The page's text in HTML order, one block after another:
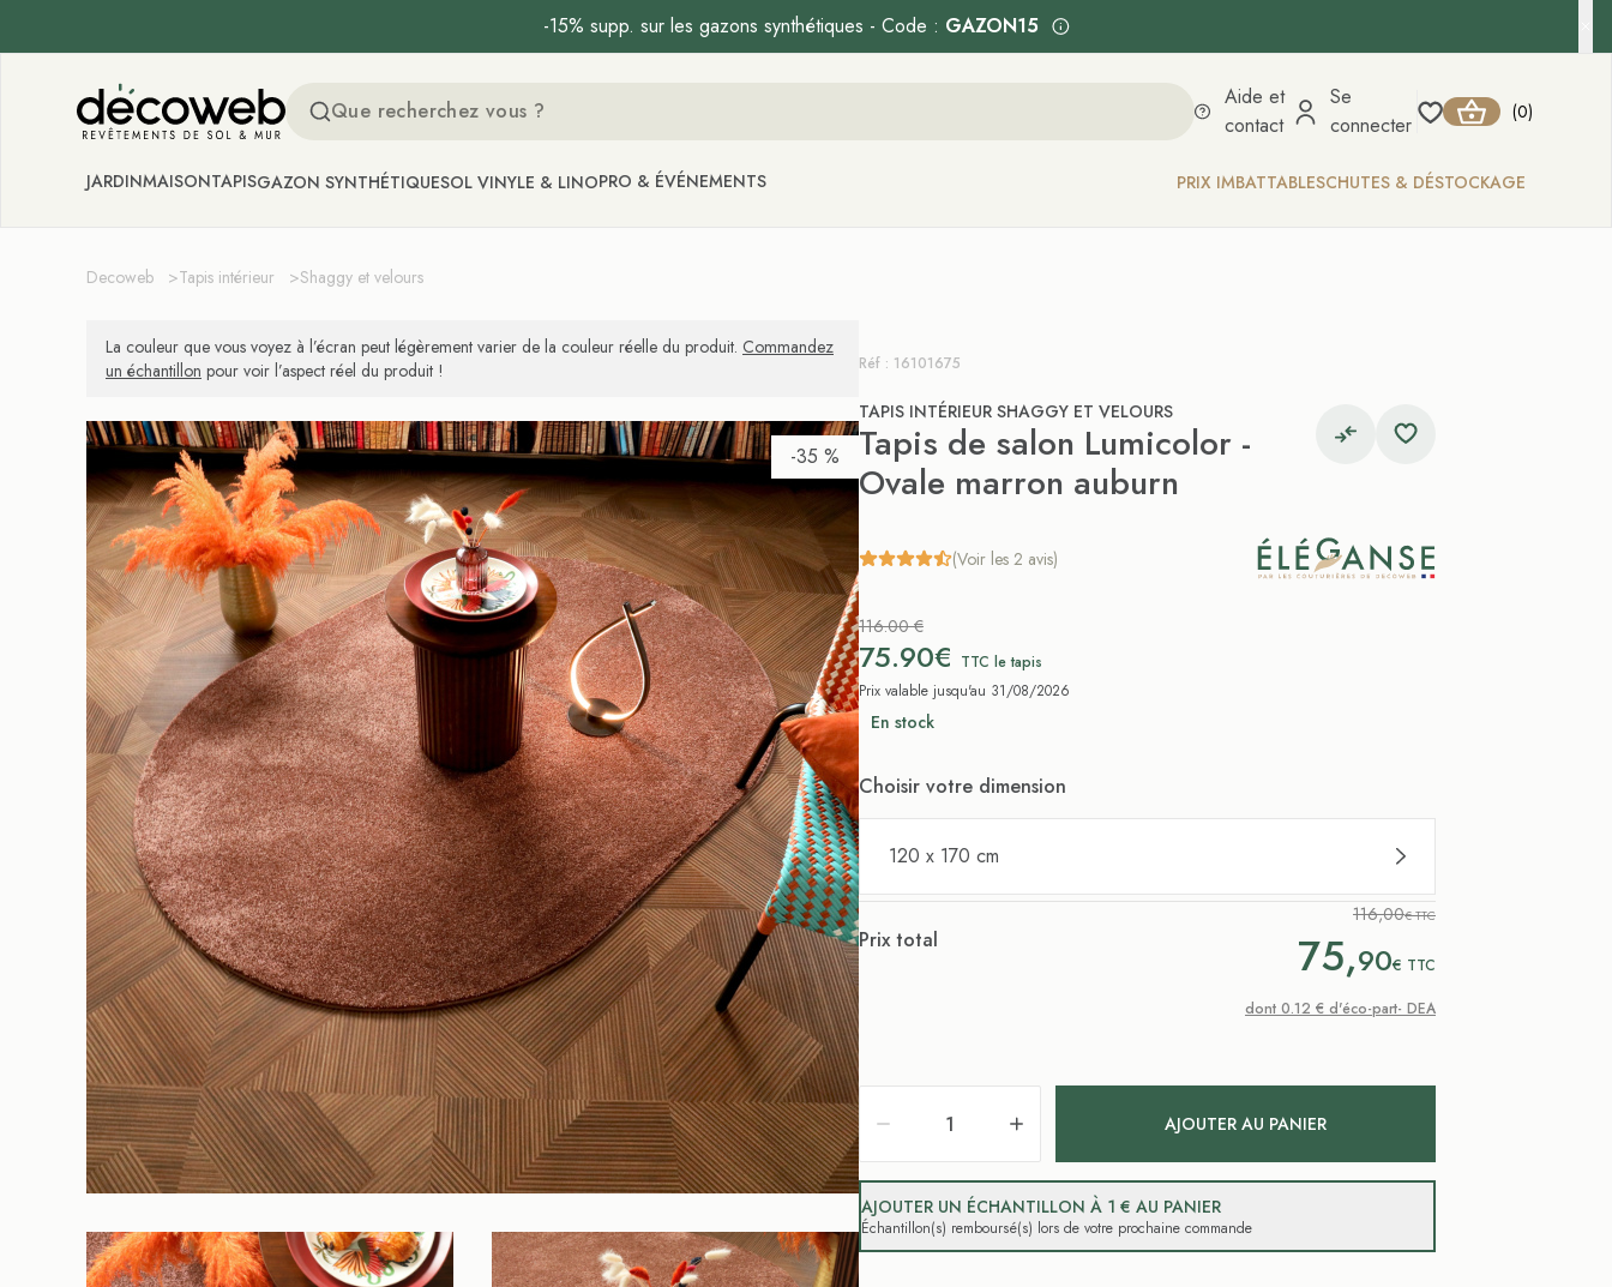
-15% supp. sur les gazons synthétiques - Code : GAZON15
Decoweb
Aide et
contact
Se
connecter
(0)
JARDINMAISONTAPISGAZON SYNTHÉTIQUESOL VINYLE & LINOPRO & ÉVÉNEMENTS PRIX IMBATTABLESCHUTES & DÉSTOCKAGE
Decoweb >Tapis intérieur >Shaggy et velours
La couleur que vous voyez à l’écran peut légèrement varier de la couleur réelle du produit. Commandez
un échantillon pour voir l’aspect réel du produit !
-35 %
Réf : 16101675
TAPIS INTÉRIEUR SHAGGY ET VELOURS
Tapis de salon Lumicolor -
Ovale marron auburn
(Voir les 2 avis)
116.00 €
75.90€ TTC le tapis
Prix valable jusqu'au 31/08/2026
En stock
Choisir votre dimension
120 x 170 cm
Prix total
116,00€ TTC
75,90€ TTC
dont 0.12 € d'éco-part- DEA
AJOUTER AU PANIER
AJOUTER UN ÉCHANTILLON À 1 € AU PANIER
Échantillon(s) remboursé(s) lors de votre prochaine commande